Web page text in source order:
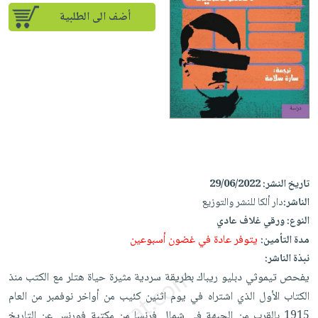
إختياراتنا
كتب
أكاديمية
صندوق
القراءة
English
iKitab
حدود
أسئلة
يتكرر
طرحها
على
Android
تحميل
iKitab
على
Apple
أسئلة
يتكرر
طرحها
تحميل
masmu3
على
على
Apple
المواضيع
الأكثر
مبيعاً
إختياراتنا
وسائل
جوائز
تعليمية
الصحة
والعناية
الشخصية
جديد
العناية
الشخصية
العناية
وتصفيف
الشعر
العناية
بالجسم
والسفرة
جديد
الكل
أواني
الطهي
أدوات
متجر
الهدايا
أقسام
أضف الى الطلبية
تاريخ النشر:29/06/2022
الناشر:دار ألكا للنشر والتوزيع
النوع:ورقي غلاف عادي
مدة التأمين:يتوفر عادة في غضون أسبوعين
نبذة الناشر:
يفحص تيموثي دبليو ريباك بطريقة سردية مثيرة حياة هتلر مع الكتب منذ
الكتاب الأول الذي اشتراه في يوم اثنين كئيب من أواخر نوفمبر من العام